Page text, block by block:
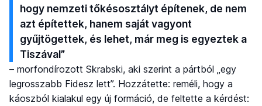
hogy nemzeti tőkésosztályt építenek, de nem
azt építettek, hanem saját vagyont
gyűjtögettek, és lehet, már meg is egyeztek a
Tiszával”
– morfondírozott Skrabski, aki szerint a pártból „egy
legrosszabb Fidesz lett”. Hozzátette: reméli, hogy a
káoszból kialakul egy új formáció, de feltette a kérdést: